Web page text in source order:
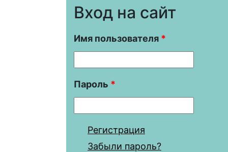
Вход на сайт
Имя пользователя *
Пароль *
Регистрация
Забыли пароль?